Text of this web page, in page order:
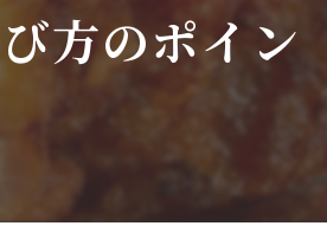
喜酔 方のポイン